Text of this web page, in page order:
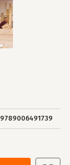
9789006491739